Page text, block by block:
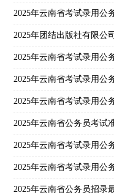
2025年云南省考试录用公
2025年团结出版社有限公
2025年云南省考试录用公
2025年云南省考试录用公
2025年云南省考试录用公
2025年云南省公务员考试
2025年云南省考试录用公
2025年云南省考试录用公
2025年云南省公务员招录